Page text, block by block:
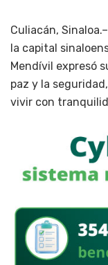
Culiacán,
la capital
Mendívil expresó
paz y la
vivir con